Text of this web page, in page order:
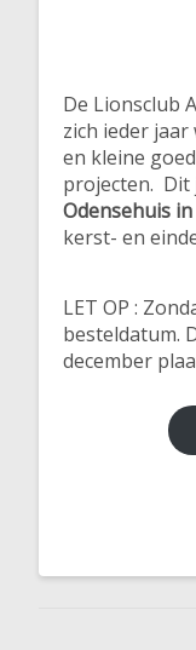
De Lionsclub
zich ieder
en kleine
projecten. Dit
Odensehuis
kerst- en
LET OP :
besteldatum.
december